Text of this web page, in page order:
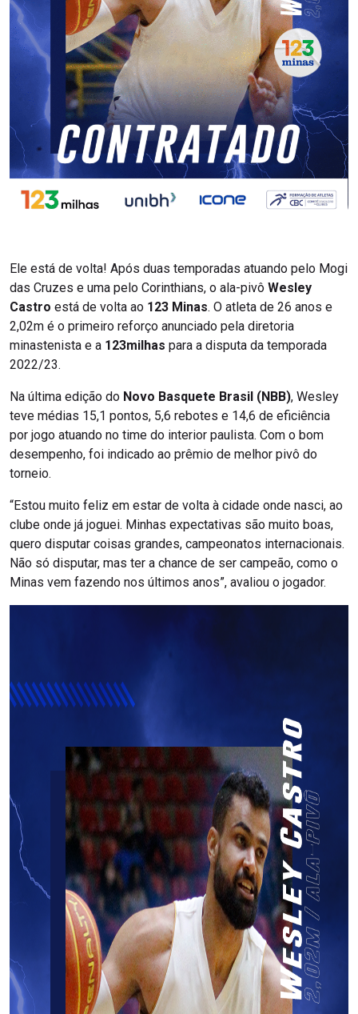
Ele está de volta! Após duas temporadas atuando pelo Mogi
das Cruzes e uma pelo Corinthians, o ala-pivô Wesley
Castro está de volta ao 123 Minas. O atleta de 26 anos e
2,02m é o primeiro reforço anunciado pela diretoria
minastenista e a 123milhas para a disputa da temporada
2022/23.
Na última edição do Novo Basquete Brasil (NBB), Wesley
teve médias 15,1 pontos, 5,6 rebotes e 14,6 de eficiência
por jogo atuando no time do interior paulista. Com o bom
desempenho, foi indicado ao prêmio de melhor pivô do
torneio.
“Estou muito feliz em estar de volta à cidade onde nasci, ao
clube onde já joguei. Minhas expectativas são muito boas,
quero disputar coisas grandes, campeonatos internacionais.
Não só disputar, mas ter a chance de ser campeão, como o
Minas vem fazendo nos últimos anos”, avaliou o jogador.